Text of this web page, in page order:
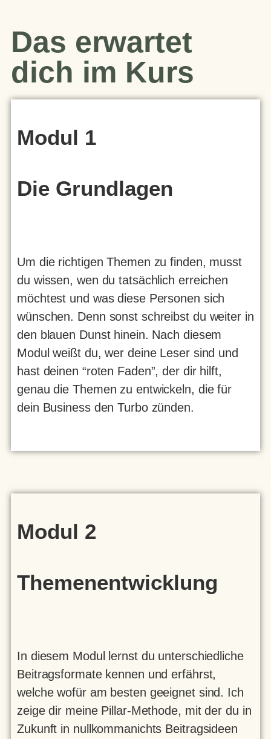
Das erwartet
dich im Kurs
Modul 1
Die Grundlagen
Um die richtigen Themen zu finden, musst
du wissen, wen du tatsächlich erreichen
möchtest und was diese Personen sich
wünschen. Denn sonst schreibst du weiter in
den blauen Dunst hinein. Nach diesem
Modul weißt du, wer deine Leser sind und
hast deinen “roten Faden”, der dir hilft,
genau die Themen zu entwickeln, die für
dein Business den Turbo zünden.
Modul 2
Themenentwicklung
In diesem Modul lernst du unterschiedliche
Beitragsformate kennen und erfährst,
welche wofür am besten geeignet sind. Ich
zeige dir meine Pillar-Methode, mit der du in
Zukunft in nullkommanichts Beitragsideen